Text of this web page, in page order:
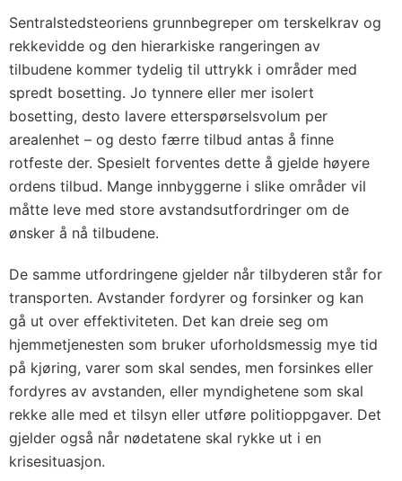
Sentralstedsteoriens grunnbegreper om terskelkrav og
rekkevidde og den hierarkiske rangeringen av
tilbudene kommer tydelig til uttrykk i områder med
spredt bosetting. Jo tynnere eller mer isolert
bosetting, desto lavere etterspørselsvolum per
arealenhet – og desto færre tilbud antas å finne
rotfeste der. Spesielt forventes dette å gjelde høyere
ordens tilbud. Mange innbyggerne i slike områder vil
måtte leve med store avstandsutfordringer om de
ønsker å nå tilbudene.
De samme utfordringene gjelder når tilbyderen står for
transporten. Avstander fordyrer og forsinker og kan
gå ut over effektiviteten. Det kan dreie seg om
hjemmetjenesten som bruker uforholdsmessig mye tid
på kjøring, varer som skal sendes, men forsinkes eller
fordyres av avstanden, eller myndighetene som skal
rekke alle med et tilsyn eller utføre politioppgaver. Det
gjelder også når nødetatene skal rykke ut i en
krisesituasjon.